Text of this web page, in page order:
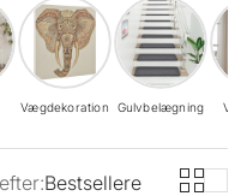
Vægdekoration Gulvbelægning
Bestsellere